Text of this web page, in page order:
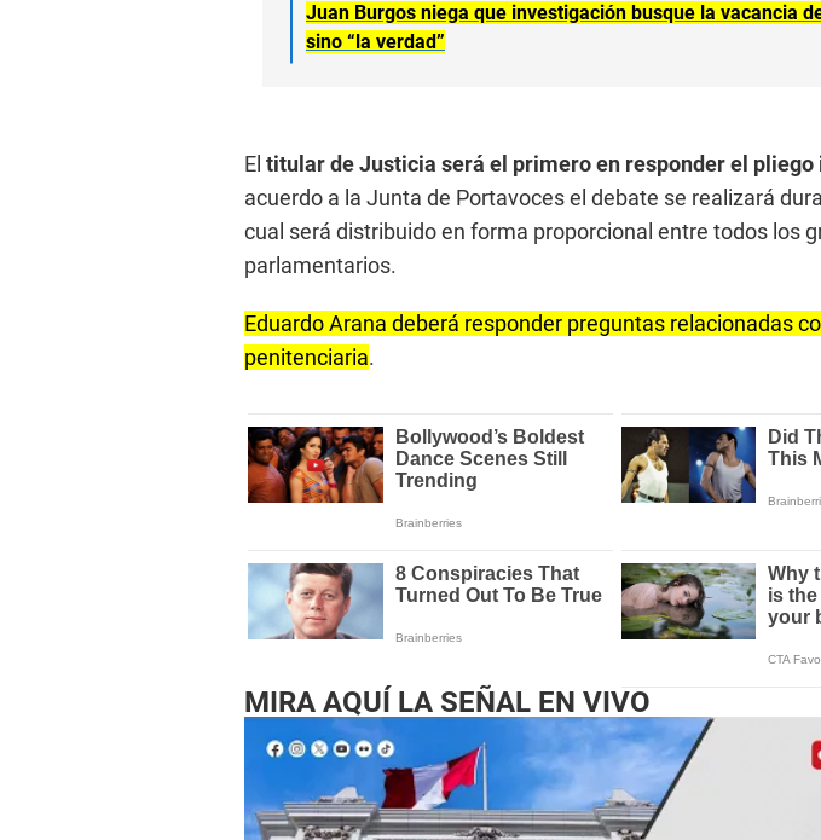
Juan Burgos niega que investigación busque la vacancia
sino “la verdad”
El titular de Justicia será el primero en responder el
acuerdo a la Junta de Portavoces el debate se realizará
cual será distribuido en forma proporcional entre todos los
parlamentarios.
Eduardo Arana deberá responder preguntas relacionadas
penitenciaria.
MIRA AQUÍ LA SEÑAL EN VIVO